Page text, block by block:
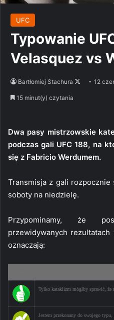
UFC
Typowanie
Velasquez vs
Bartłomiej Stachura
Follow12
15 minut(y) czytania
Dwa pasy mistrzowskie
podczas gali UFC 188, na
się z Fabricio Werdumem.
Transmisja z gali
soboty na niedzielę.
Przypominamy, że
przewidywanych
oznaczają:
Tylko kataklizm mógłby sprawić, że
Jestem przekonany do swojego